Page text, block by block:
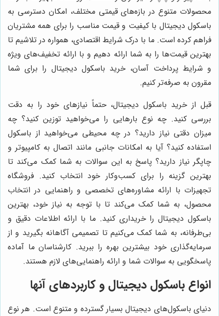
محصولات متنوع در بازه‌های قیمتی مختلف، امکان دسترسی به
باسکول دیجیتال با کیفیت و قیمت مناسب را برای همه مشتریان
فراهم کرده است. ما با درک شرایط اقتصادی، همواره در تلاشیم تا
بهترین قیمت‌ها را به شما ارائه دهیم و با ارائه تخفیف‌های ویژه
و شرایط پرداخت آسان، خرید باسکول دیجیتال را برای شما
مقرون به صرفه‌تر کنیم.
قبل از خرید باسکول دیجیتال، حتماً نیازهای خود را به دقت
بررسی کنید. چه نوع بارهایی را می‌خواهید توزین کنید؟ چه
میزان دقتی نیاز دارید؟ در چه محیطی می‌خواهید از باسکول
استفاده کنید؟ آیا به امکانات جانبی مانند اتصال به کامپیوتر و
چاپگر نیاز دارید؟ پاسخ به این سوالات به شما کمک می‌کند تا
بهترین گزینه را برای کسب‌وکار خود انتخاب کنید. فروشگاه
تجهیزات با ارائه مشاوره‌های تخصصی و راهنمایی در انتخاب
محصول، به شما کمک می‌کند تا با توجه به نیاز خود، بهترین
باسکول دیجیتال را خریداری کنید. ما با ارائه اطلاعات دقیق و
بی‌طرفانه، به شما کمک می‌کنیم تا تصمیمی آگاهانه بگیرید و از
سرمایه‌گذاری خود بیشترین بهره را ببرید. کارشناسان ما آماده
پاسخگویی به سوالات شما و ارائه راهنمایی‌های لازم هستند.
انواع باسکول دیجیتال و کاربردهای آنها
دنیای باسکول‌های دیجیتال بسیار گسترده و متنوع است. هر نوع